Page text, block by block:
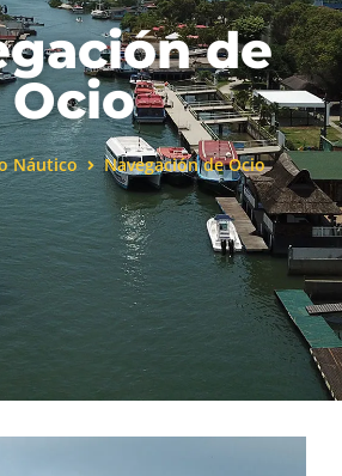
de
Ocio
Náutico Navegación de Ocio